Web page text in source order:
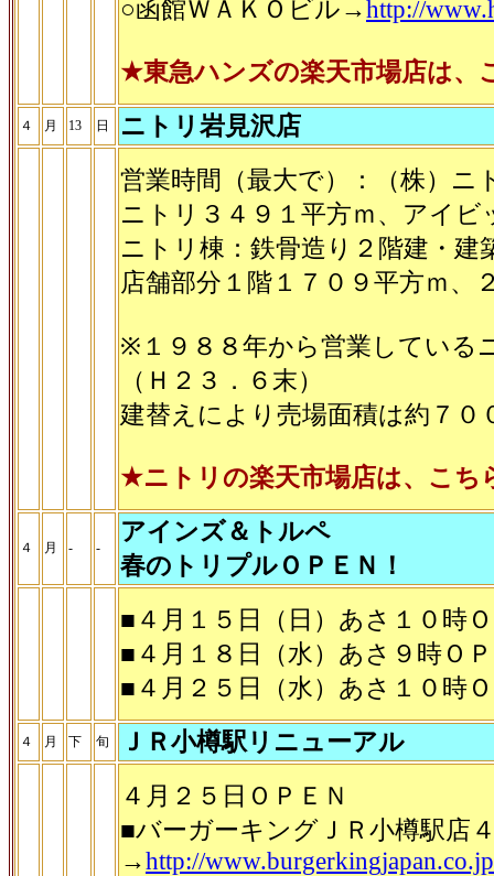
○函館ＷＡＫＯビル→http://
★東急ハンズの楽天市場店は
４ 月 13 日
ニトリ岩見沢店
営業時間（最大で）：（株）ニ
ニトリ３４９１平方ｍ、アイビ
ニトリ棟：鉄骨造り２階建・建
店舗部分１階１７０９平方ｍ、
※１９８８年から営業している
（Ｈ２３．６末）
建替えにより売場面積は約７０
★ニトリの楽天市場店は、こ
４ 月 - -
アインズ＆トルペ
春のトリプルＯＰＥＮ！
■４月１５日（日）あさ１０時
■４月１８日（水）あさ９時Ｏ
■４月２５日（水）あさ１０時
４ 月 下 旬
ＪＲ小樽駅リニューアル
４月２５日ＯＰＥＮ
■バーガーキングＪＲ小樽駅店
→http://